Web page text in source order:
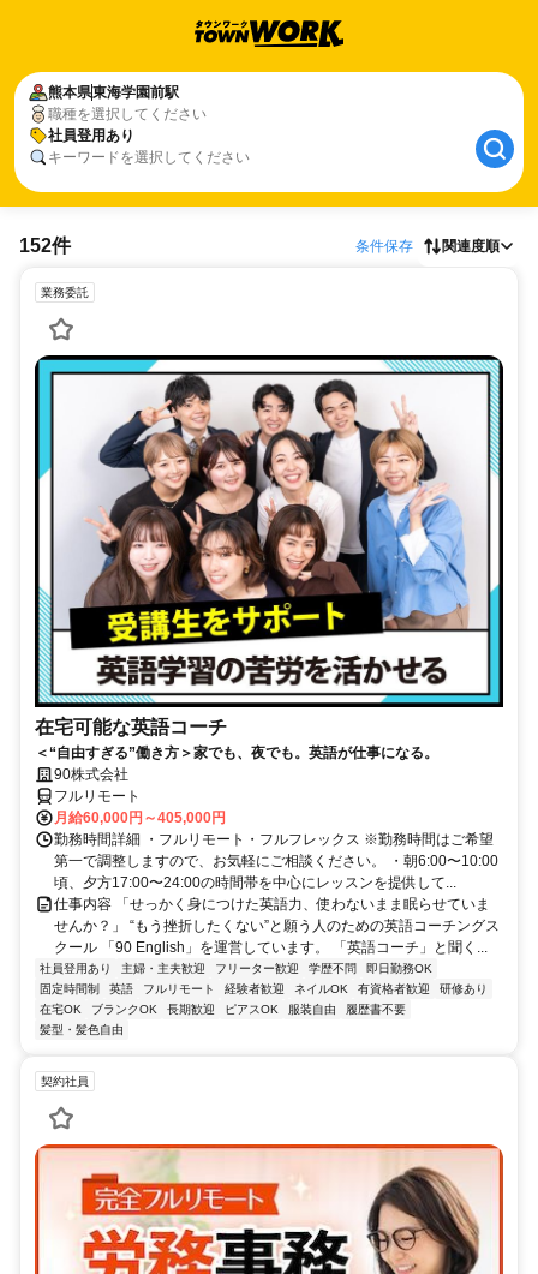
熊本県東海学園前駅
職種を選択してください
社員登用あり
キーワードを選択してください
152件 条件保存 関連度順
業務委託
在宅可能な英語コーチ
＜“自由すぎる”働き方＞家でも、夜でも。英語が仕事になる。
90株式会社
フルリモート
月給60,000円～405,000円
勤務時間詳細 ・フルリモート・フルフレックス ※勤務時間はご希望
第一で調整しますので、お気軽にご相談ください。 ・朝6:00〜10:00
頃、夕方17:00〜24:00の時間帯を中心にレッスンを提供して...
仕事内容 「せっかく身につけた英語力、使わないまま眠らせていま
せんか？」 “もう挫折したくない”と願う人のための英語コーチングス
クール 「90 English」を運営しています。 「英語コーチ」と聞く...
社員登用あり 主婦・主夫歓迎 フリーター歓迎 学歴不問
即日勤務OK
固定時間制
英語 フルリモート 経験者歓迎 ネイルOK 有資格者歓迎
研修あり
在宅OK
ブランクOK 長期歓迎 ピアスOK 服装自由
履歴書不要
髪型・髪色自由
契約社員